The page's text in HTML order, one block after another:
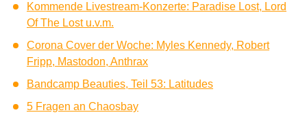
Kommende Livestream-Konzerte: Paradise Lost, Lord
Of The Lost u.v.m.
Corona Cover der Woche: Myles Kennedy, Robert
Fripp, Mastodon, Anthrax
Bandcamp Beauties, Teil 53: Latitudes
5 Fragen an Chaosbay